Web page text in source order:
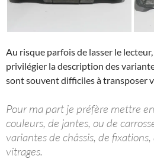
Au risque parfois de lasser le
privilégier la description des
sont souvent difficiles à transposer
Pour ma part je préfère mettre
couleurs, de jantes, ou de
variantes de châssis, de
vitrages.